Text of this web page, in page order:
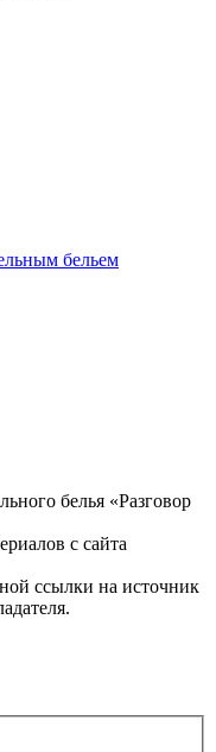
бельем
белья «Разговор
с сайта
ссылки на источник